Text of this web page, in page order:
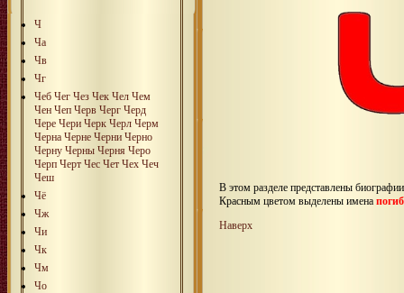
Ч
Ча
Чв
Чг
Чeб Чeг Чeз Чeк Чeл Чeм
Чeн Чeп Чeрв Чeрг Чeрд
Чeре Чeри Чeрк Чeрл Чeрм
Чeрна Чeрне Чeрни Чeрно
Чeрну Чeрны Чeрня Чeро
Чeрп Чeрт Чeс Чeт Чeх Чeч
Чeш
Чё
Чж
Чи
Чк
Чм
Чо
В этом разделе представлены
Красным цветом выделены имена
Наверх